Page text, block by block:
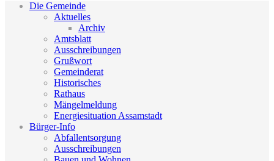
Die Gemeinde
Aktuelles
Archiv
Amtsblatt
Ausschreibungen
Grußwort
Gemeinderat
Historisches
Rathaus
Mängelmeldung
Energiesituation Assamstadt
Bürger-Info
Abfallentsorgung
Ausschreibungen